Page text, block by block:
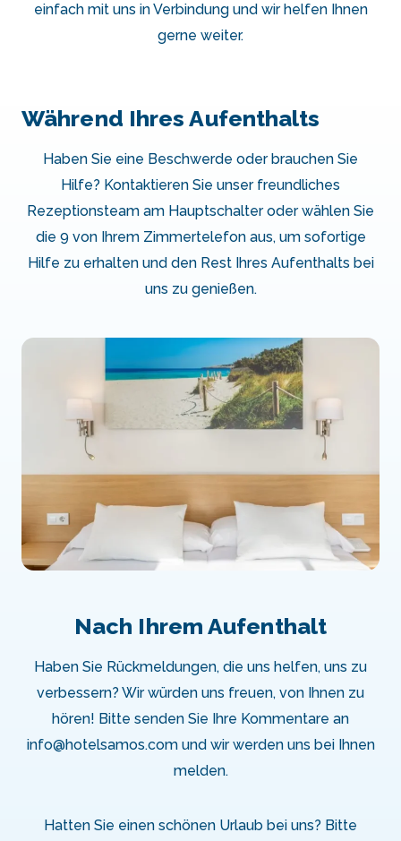
einfach mit uns in Verbindung und wir helfen Ihnen
gerne weiter.
Während Ihres Aufenthalts
Haben Sie eine Beschwerde oder brauchen Sie
Hilfe? Kontaktieren Sie unser freundliches
Rezeptionsteam am Hauptschalter oder wählen Sie
die 9 von Ihrem Zimmertelefon aus, um sofortige
Hilfe zu erhalten und den Rest Ihres Aufenthalts bei
uns zu genießen.
Nach Ihrem Aufenthalt
Haben Sie Rückmeldungen, die uns helfen, uns zu
verbessern? Wir würden uns freuen, von Ihnen zu
hören! Bitte senden Sie Ihre Kommentare an
info@hotelsamos.com und wir werden uns bei Ihnen
melden.
Hatten Sie einen schönen Urlaub bei uns? Bitte